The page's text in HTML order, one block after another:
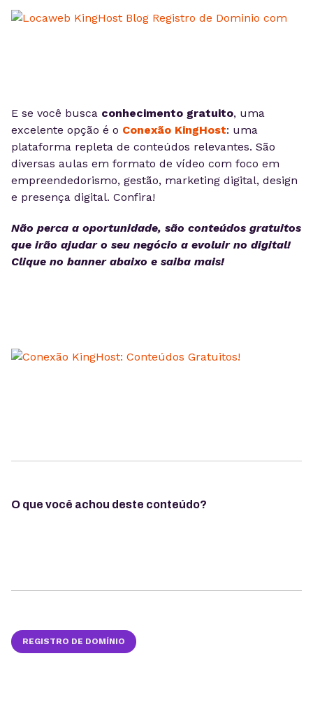
E se você busca conhecimento gratuito, uma
excelente opção é o Conexão KingHost: uma
plataforma repleta de conteúdos relevantes. São
diversas aulas em formato de vídeo com foco em
empreendedorismo, gestão, marketing digital, design
e presença digital. Confira!
Não perca a oportunidade, são conteúdos gratuitos
que irão ajudar o seu negócio a evoluir no digital!
Clique no banner abaixo e saiba mais!
O que você achou deste conteúdo?
REGISTRO DE DOMÍNIO